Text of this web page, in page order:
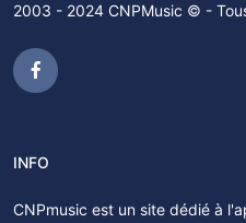
2003 - 2024 CNPMusic © -
INFO
CNPmusic est un site dédié à